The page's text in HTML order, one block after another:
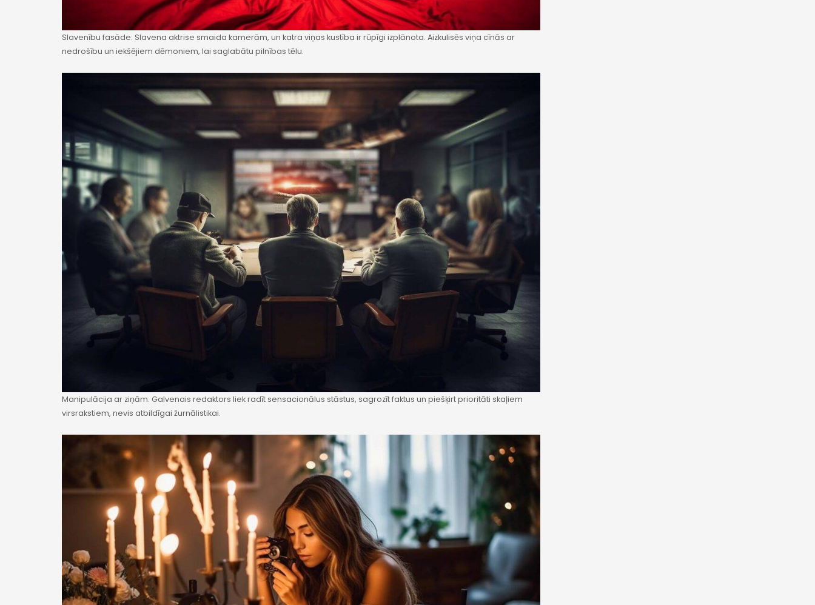
Slavenību fasāde: Slavena aktrise smaida kamerām, un katra viņas kustība ir rūpīgi izplānota. Aizkulisēs viņa cīnās ar
nedrošību un iekšējiem dēmoniem, lai saglabātu pilnības tēlu.
Manipulācija ar ziņām: Galvenais redaktors liek radīt sensacionālus stāstus, sagrozīt faktus un piešķirt prioritāti skaļiem
virsrakstiem, nevis atbildīgai žurnālistikai.